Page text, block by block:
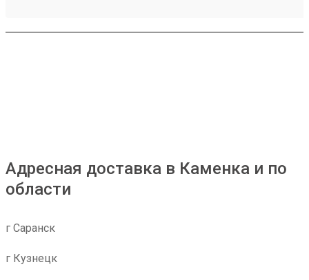
Адресная доставка в Каменка и по
области
г Саранск
г Кузнецк